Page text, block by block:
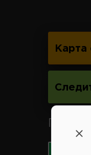
Карта